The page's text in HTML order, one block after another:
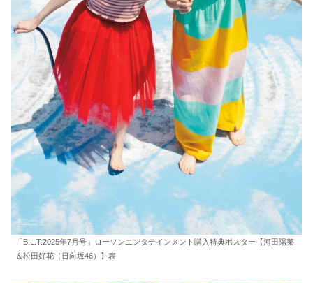
「B.L.T.2025年7月号」ローソンエンタテインメント購入特典ポスター【河田陽菜
＆松田好花（日向坂46）】表